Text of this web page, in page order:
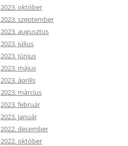
2023. október
2023. szeptember
2023. augusztus
2023. július
2023. június
2023. május
2023. április
2023. március
2023. február
2023. január
2022. december
2022. október